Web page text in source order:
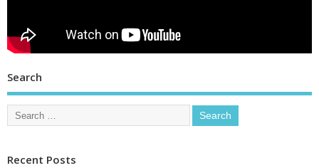
Search
Recent Posts